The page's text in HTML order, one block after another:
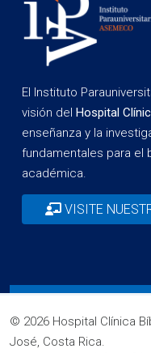
El Instituto
visión del Hospital
enseñanza y la
fundamentales para el
académica.
VISITE
© 2026 Hospital Clínica
José, Costa Rica.